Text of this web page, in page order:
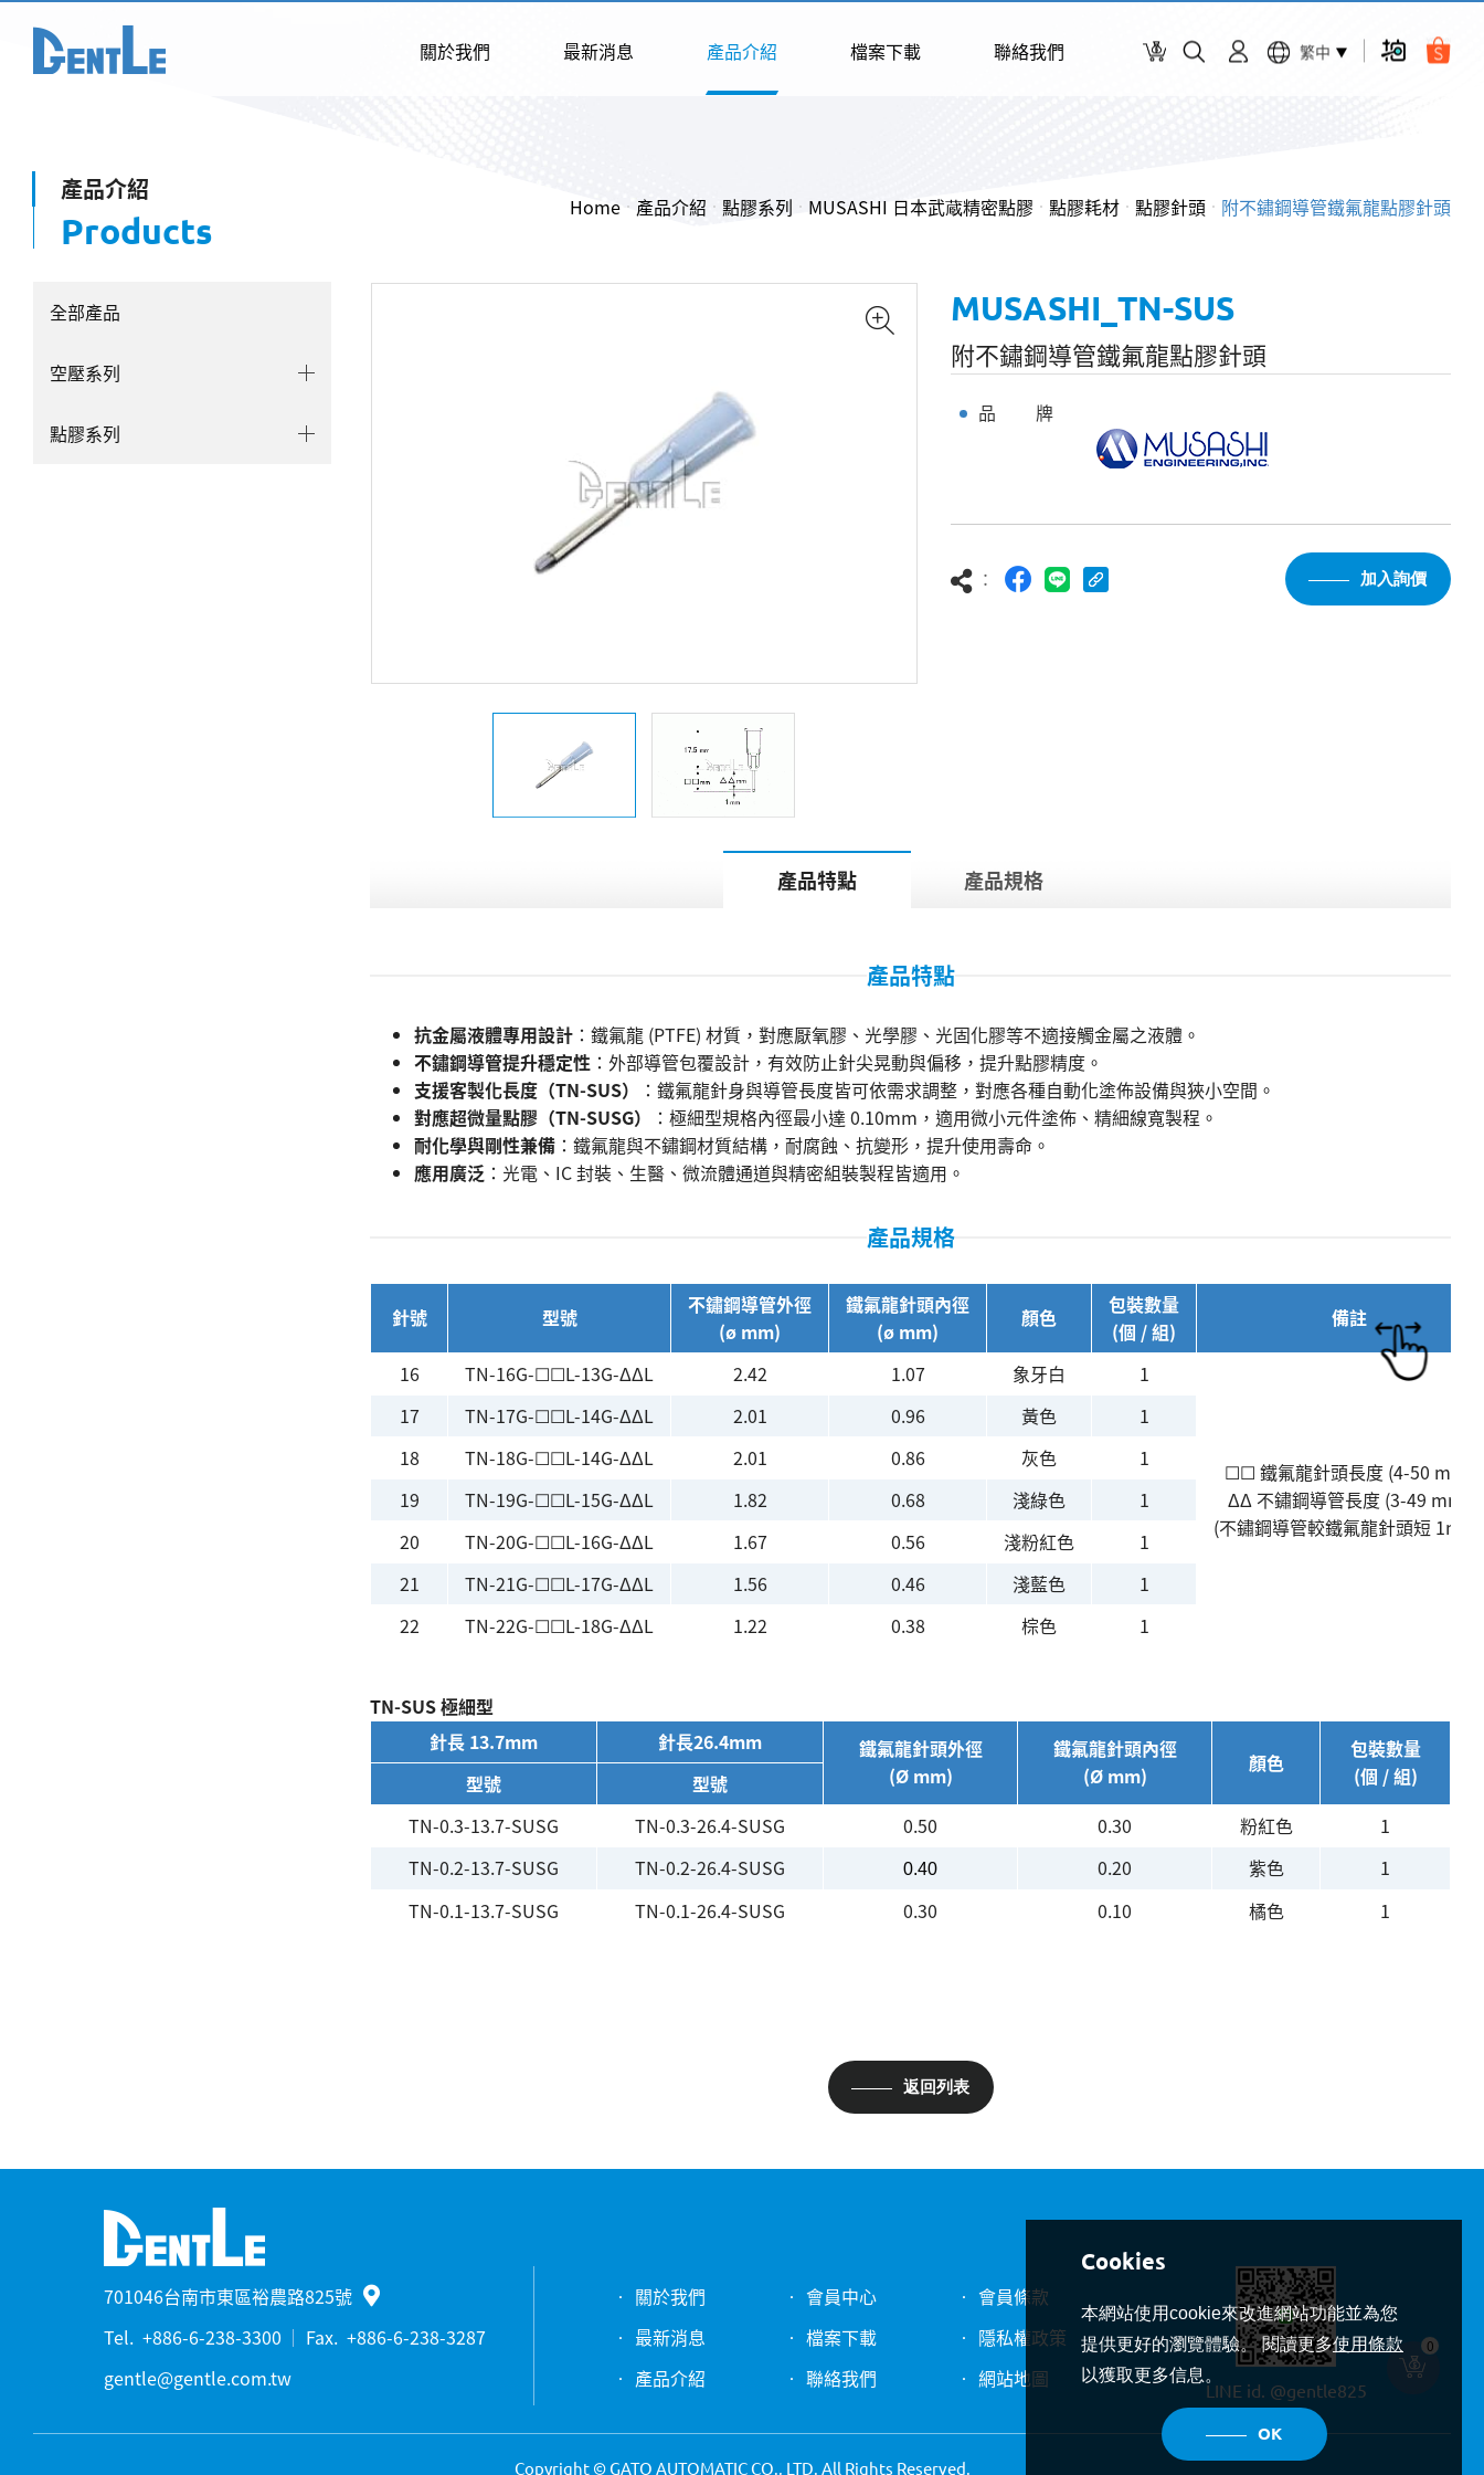
本網站使用cookie來改進網站功能並為您
提供更好的瀏覽體驗。 閱讀更多使用條款
以獲取更多信息。
OK
關於我們 最新消息 產品介紹 檔案下載 聯絡我們 繁中
Home 產品介紹 點膠系列 MUSASHI 日本武蔵精密點膠 點膠耗材 點膠針頭 附不鏽鋼導管鐵氟龍點膠針頭
產品介紹
Products
全部產品
空壓系列
點膠系列
MUSASHI_TN-SUS
附不鏽鋼導管鐵氟龍點膠針頭
品 牌
： 加入詢價
產品特點 產品規格
產品特點
抗金屬液體專用設計 ：鐵氟龍 (PTFE) 材質，對應厭氧膠、光學膠、光固化膠等不適接觸金屬之液體。
不鏽鋼導管提升穩定性 ：外部導管包覆設計，有效防止針尖晃動與偏移，提升點膠精度。
支援客製化長度（TN-SUS）
：鐵氟龍針身與導管長度皆可依需求調整，對應各種自動化塗佈設備與狹小空間。
對應超微量點膠（TN-SUSG）
：極細型規格內徑最小達 0.10mm，適用微小元件塗佈、精細線寬製程。
耐化學與剛性兼備 ：鐵氟龍與不鏽鋼材質結構，耐腐蝕、抗變形，提升使用壽命。
應用廣泛 ：光電、IC 封裝、生醫、微流體通道與精密組裝製程皆適用。
產品規格
針號 型號
不鏽鋼導管外徑
(ø mm)
鐵氟龍針頭內徑
(ø mm)
顏色
包裝數量
(個 / 組)
備註
16 TN-16G-☐☐L-13G-ΔΔL 2.42 1.07 象牙白 1
☐☐ 鐵氟龍針頭長度 (4-50 mm)
ΔΔ 不鏽鋼導管長度 (3-49 mm)
(不鏽鋼導管較鐵氟龍針頭短 1mm)
17 TN-17G-☐☐L-14G-ΔΔL 2.01 0.96 黃色
1
18
TN-18G-☐☐L-14G-ΔΔL 2.01 0.86 灰色
1
19
TN-19G-☐☐L-15G-ΔΔL 1.82 0.68 淺綠色
1
20
TN-20G-☐☐L-16G-ΔΔL 1.67 0.56 淺粉紅色
1
21
TN-21G-☐☐L-17G-ΔΔL 1.56 0.46 淺藍色
1
22
TN-22G-☐☐L-18G-ΔΔL 1.22 0.38 棕色 1
TN-SUS 極細型
針長 13.7mm
針長26.4mm
鐵氟龍針頭外徑
(Ø mm)
鐵氟龍針頭內徑
(Ø mm)
顏色
包裝數量
(個 / 組)
型號
型號
TN-0.3-13.7-SUSG
TN-0.3-26.4-SUSG 0.50 0.30 粉紅色
1
TN-0.2-13.7-SUSG
TN-0.2-26.4-SUSG 0.40 0.20 紫色
1
TN-0.1-13.7-SUSG
TN-0.1-26.4-SUSG 0.30 0.10 橘色 1
返回列表
701046台南市東區裕農路825號
Tel. +886-6-238-3300 Fax. +886-6-238-3287
gentle@gentle.com.tw
關於我們 會員中心
會員條款
最新消息
檔案下載
隱私權政策
產品介紹
聯絡我們 網站地圖 LINE id. @gentle825
Copyright © GATO AUTOMATIC CO., LTD. All Rights Reserved.
0